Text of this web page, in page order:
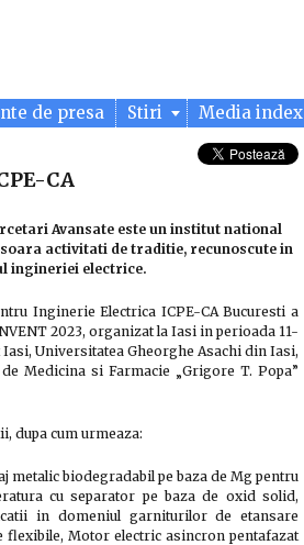
de presa Stiri Media index
CA
Avansate este un institut national
activitati de traditie, recunoscute in
ingineriei electrice.
Inginerie Electrica ICPE-CA Bucuresti a
2023, organizat la Iasi in perioada 11-
Universitatea Gheorghe Asachi din Iasi,
Medicina si Farmacie „Grigore T. Popa”
dupa cum urmeaza:
metalic biodegradabil pe baza de Mg pentru
cu separator pe baza de oxid solid,
in domeniul garniturilor de etansare
flexibile, Motor electric asincron pentafazat